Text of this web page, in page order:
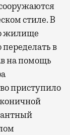
стиле. В
жилище
в
на помощь
приступило